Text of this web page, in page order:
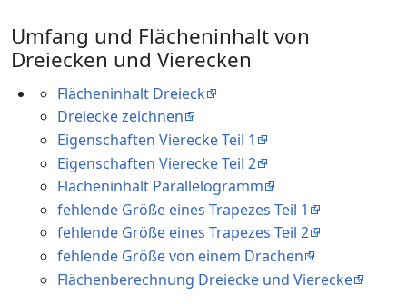
Umfang und Flächeninhalt von
Dreiecken und Vierecken
Flächeninhalt Dreieck
Dreiecke zeichnen
Eigenschaften Vierecke Teil 1
Eigenschaften Vierecke Teil 2
Flächeninhalt Parallelogramm
fehlende Größe eines Trapezes Teil 1
fehlende Größe eines Trapezes Teil 2
fehlende Größe von einem Drachen
Flächenberechnung Dreiecke und Vierecke